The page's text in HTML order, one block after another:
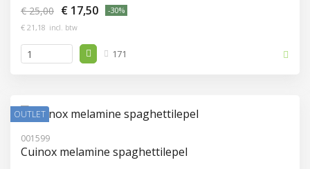
€ 25,00 € 17,50
-30%
€ 21,18 incl. btw
171
OUTLET
001599
Cuinox melamine spaghettilepel